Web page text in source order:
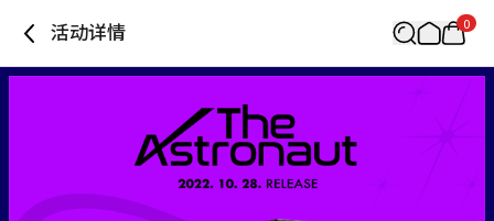
活动详情 0